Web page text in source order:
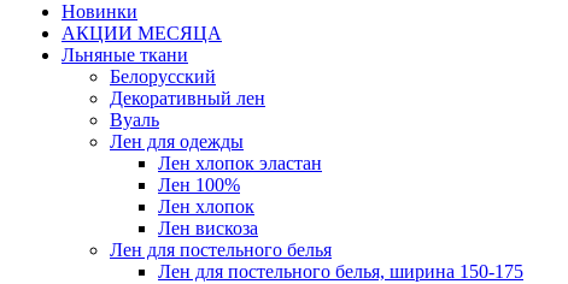
Новинки
АКЦИИ МЕСЯЦА
Льняные ткани
Белорусский
Декоративный лен
Вуаль
Лен для одежды
Лен хлопок эластан
Лен 100%
Лен хлопок
Лен вискоза
Лен для постельного белья
Лен для постельного белья, ширина 150-175